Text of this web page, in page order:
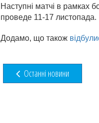
Наступні матчі в рамках
проведе 11-17 листопада.
Додамо, що також
Останні новини